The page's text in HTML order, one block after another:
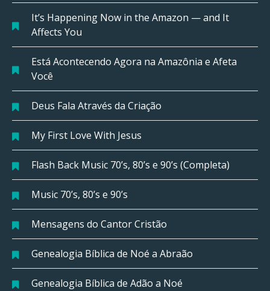
It’s Happening Now in the Amazon — and It
Affects You
Está Acontecendo Agora na Amazônia e Afeta
Você
Deus Fala Através da Criação
My First Love With Jesus
Flash Back Music 70’s, 80’s e 90’s (Completa)
Music 70’s, 80’s e 90’s
Mensagens do Cantor Cristão
Genealogia Bíblica de Noé a Abraão
Genealogia Bíblica de Adão a Noé